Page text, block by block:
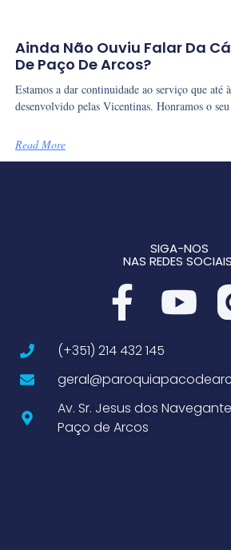
Ainda Não Ouviu Falar Da
De Paço De Arcos?
Estamos a dar continuidade ao serviço que até
desenvolvido pelas Vicentinas. Honramos o
Read More
SIGA-NOS
NAS REDES
(+351) 214 432 145
Av. Sr. Jesus dos
Paço de Arcos